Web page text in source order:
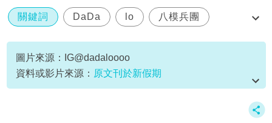
關鍵詞 DaDa lo 八模兵團
寫真女模
圖片來源：IG@dadaloooo
資料或影片來源： 原文刊於新假期